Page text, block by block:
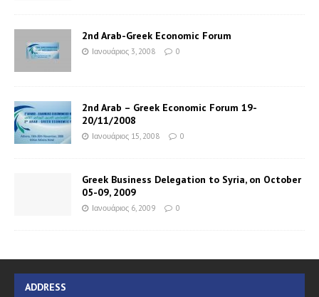
2nd Arab-Greek Economic Forum
Ιανουάριος 3, 2008 0
2nd Arab – Greek Economic Forum 19-
20/11/2008
Ιανουάριος 15, 2008 0
Greek Business Delegation to Syria, on October
05-09, 2009
Ιανουάριος 6, 2009 0
ADDRESS